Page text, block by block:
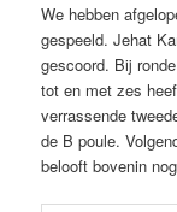
We hebben
gespeeld. Jehat
gescoord. Bij
tot en met zes
verrassende
de B poule.
belooft bovenin